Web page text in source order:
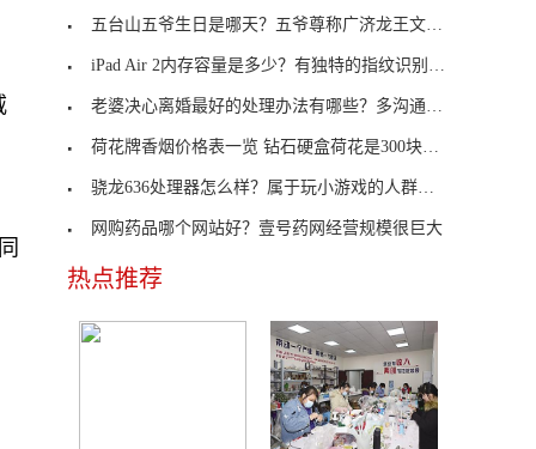
五台山五爷生日是哪天？五爷尊称广济龙王文殊菩萨？
iPad Air 2内存容量是多少？有独特的指纹识别传感器？
老婆决心离婚最好的处理办法有哪些？多沟通解决问题
荷花牌香烟价格表一览 钻石硬盒荷花是300块钱一条
骁龙636处理器怎么样？属于玩小游戏的人群选择
网购药品哪个网站好？壹号药网经营规模很巨大
热点推荐